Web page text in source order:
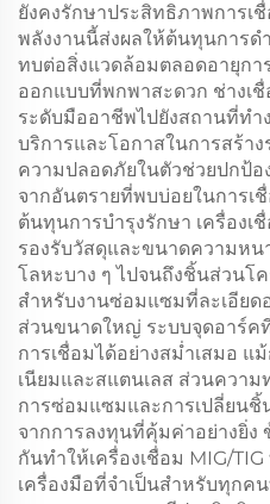
ยังคงรักษาประสิทธิภาพการเ
พลังงานนี้ส่งผลให้ต้นทุนการด
ทบต่อสิ่งแวดล้อมตลอดอายุกา
ออกแบบที่พกพาสะดวก ช่าง
ระดับมืออาชีพไปยังสถานที่ทำ
บริการและโอกาสในการสร้า
ความปลอดภัยในตัวช่วยปกป้
จากอันตรายที่พบบ่อยในการเ
ต้นทุนการบำรุงรักษา เครื่องเ
รองรับวัสดุและขนาดความห
โลหะบาง ๆ ไปจนถึงชิ้นส่วนโ
สำหรับงานซ่อมแซมที่ละเอีย
ส่วนขนาดใหญ่ ระบบจุดอาร์ค
การเชื่อมได้อย่างสม่ำเสมอ แ
เนียมและสแตนเลส ส่วนควา
การซ่อมแซมและการเปลี่ยน
จากการลงทุนที่คุ้มค่าอย่างยิ่ง
กันทำให้เครื่องเชื่อม MIG/
เครื่องมือที่จำเป็นสำหรับทุก